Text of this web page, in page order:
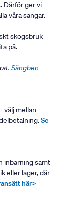
Därför ger vi
våra sängar.
skogsbruk
på.
Sängben
välj mellan
Se
inbärning samt
eller lager, där
här>